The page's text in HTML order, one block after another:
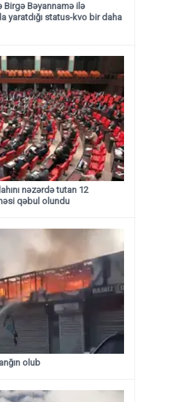
Birgə Bəyannamə ilə
yaratdığı status-kvo bir daha
nəzərdə tutan 12
qəbul olundu
olub